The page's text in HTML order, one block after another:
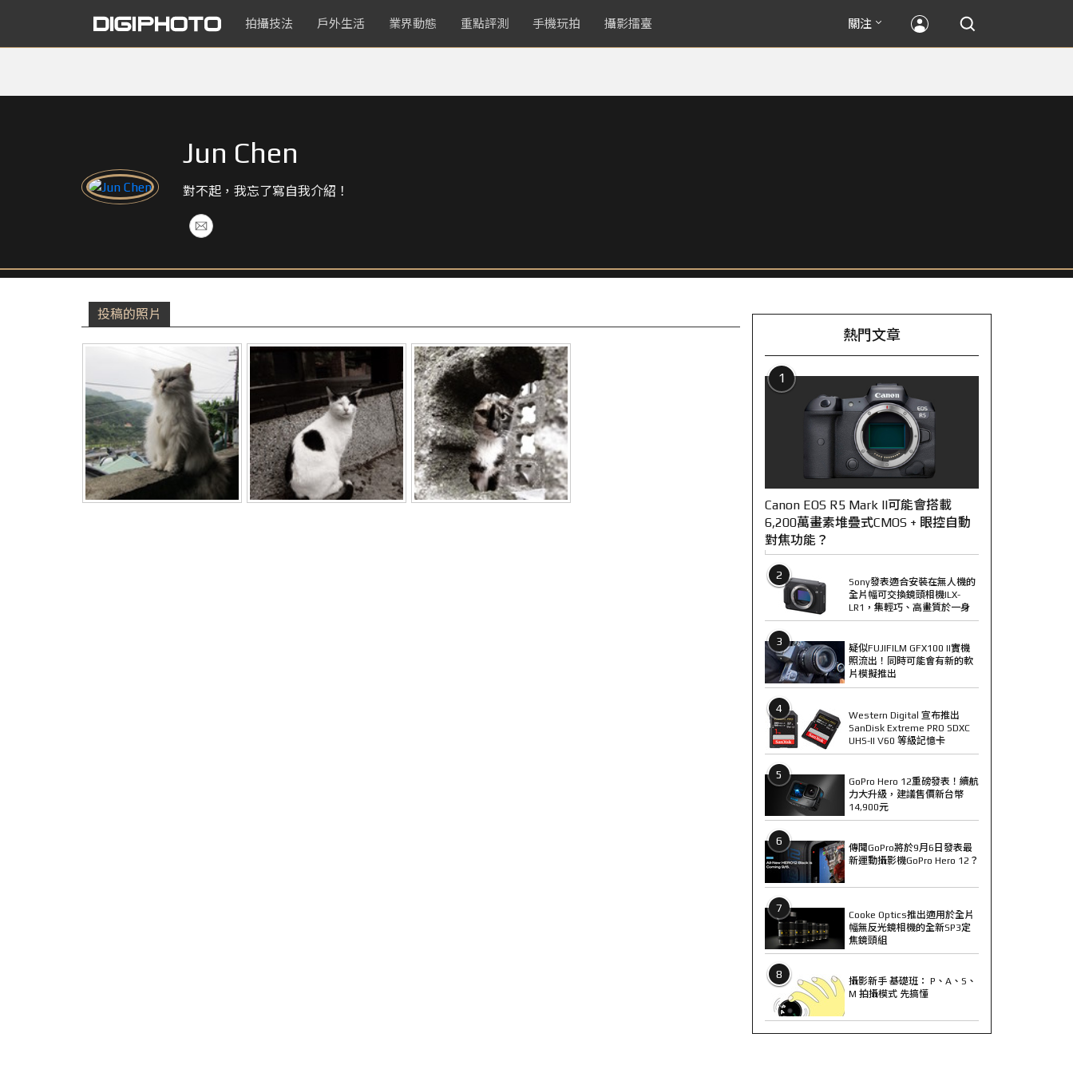
拍攝技法 戶外生活 業界動態 重點評測 手機玩拍 攝影擂臺 關注
Jun Chen
對不起，我忘了寫自我介紹！
投稿的照片
熱門文章
1
Canon EOS R5 Mark II可能會搭載
6,200萬畫素堆疊式CMOS + 眼控自動
對焦功能？
2
Sony發表適合安裝在無人機的
全片幅可交換鏡頭相機ILX-
LR1，集輕巧、高畫質於一身
3
疑似FUJIFILM GFX100 II實機
照流出！同時可能會有新的軟
片模擬推出
4
Western Digital 宣布推出
SanDisk Extreme PRO SDXC
UHS-II V60 等級記憶卡
5
GoPro Hero 12重磅發表！續航
力大升級，建議售價新台幣
14,900元
6
傳聞GoPro將於9月6日發表最
新運動攝影機GoPro Hero 12？
7
Cooke Optics推出適用於全片
幅無反光鏡相機的全新SP3定
焦鏡頭組
8
攝影新手 基礎班： P、A、S、
M 拍攝模式 先搞懂